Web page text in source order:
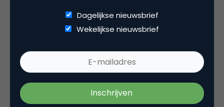
Nou dan zijn ze in ieder geval het niveau van
de Fake Blogs ontstegen. Een mooi (lees
hadden ten tijde van de Coca-Cola ’Coke
Zero’ branding. Op de blog werd echt
‘geneuzel’ gepubliceerd. Deze ‘authentieke
manier’ om aan de blogosfeer deel te nemen
Dagelijkse nieuwsbrief
Wekelijkse nieuwsbrief